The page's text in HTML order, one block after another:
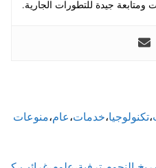
ومتابعة جيدة للتطورات الجارية.
،تكنولوجيا،خدمات،عام،منوعات